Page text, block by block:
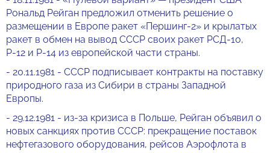
Рональд Рейган предложил отменить решение о
размещении в Европе ракет «Першинг-2» и крылатых
ракет в обмен на вывод СССР своих ракет РСД-10,
Р-12 и Р-14 из европейской части страны.
- 20.11.1981 - СССР подписывает контракты на поставку
природного газа из Сибири в страны Западной
Европы.
- 29.12.1981 - из-за кризиса в Польше, Рейган объявил о
новых санкциях против СССР: прекращение поставок
нефтегазового оборудования, рейсов Аэрофлота в